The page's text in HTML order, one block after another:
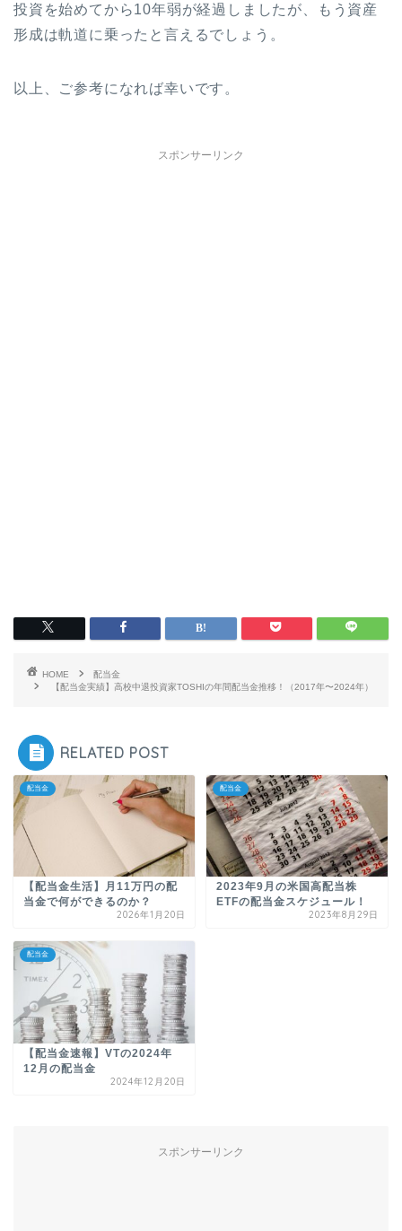
投資を始めてから10年弱が経過しましたが、もう資産
形成は軌道に乗ったと言えるでしょう。
以上、ご参考になれば幸いです。
スポンサーリンク
HOME
配当金
【配当金実績】高校中退投資家TOSHIの年間配当金推移！（2017年〜2024年）
RELATED POST
配当金
【配当金生活】月11万円の配
当金で何ができるのか？
2026年1月20日
配当金
2023年9月の米国高配当株
ETFの配当金スケジュール！
2023年8月29日
配当金
【配当金速報】VTの2024年
12月の配当金
2024年12月20日
スポンサーリンク